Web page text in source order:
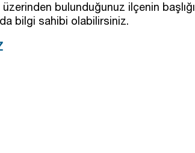
bulunduğunuz ilçenin başlığı
bilgi sahibi olabilirsiniz.